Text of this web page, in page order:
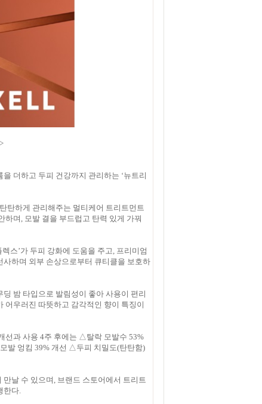
더하고 두피 건강까지 관리하는 ‘뉴트리
탄하게 관리해주는 멀티케어 트리트먼트
며, 모발 결을 부드럽고 탄력 있게 가꿔
스’가 두피 강화에 도움을 주고, 프리미엄
하며 외부 손상으로부터 큐티클을 보호하
밤 타입으로 발림성이 좋아 사용이 편리
어우러진 따뜻하고 감각적인 향이 특징이
선과 사용 4주 후에는 △탈락 모발수 53%
발 엉킴 39% 개선 △두피 치밀도(탄탄함)
날 수 있으며, 브랜드 스토어에서 트리트
한다.